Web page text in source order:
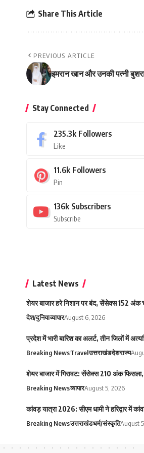
Share This Article
PREVIOUS ARTICLE
इमरान खान और उनकी पत्नी
Stay Connected
235.3k Followers
Like
11.6k Followers
Pin
136k Subscribers
Subscribe
Latest News
शेयर बाजार हरे निशान पर बंद, सेंसेक्स 152 अंक
देश/दुनियाव्यापारAugust 6, 2026
प्रदेश में भारी बारिश का अलर्ट, तीन जिलों में
Breaking NewsTravelउत्तराखंडदेशराज्य
शेयर बाजार में गिरावट: सेंसेक्स 210 अंक
Breaking Newsव्यापारAugust 5, 2026
कांवड़ यात्रा 2026: सीएम धामी ने हरिद्वार में
Breaking Newsउत्तराखंडधर्म/संस्कृतिAugust